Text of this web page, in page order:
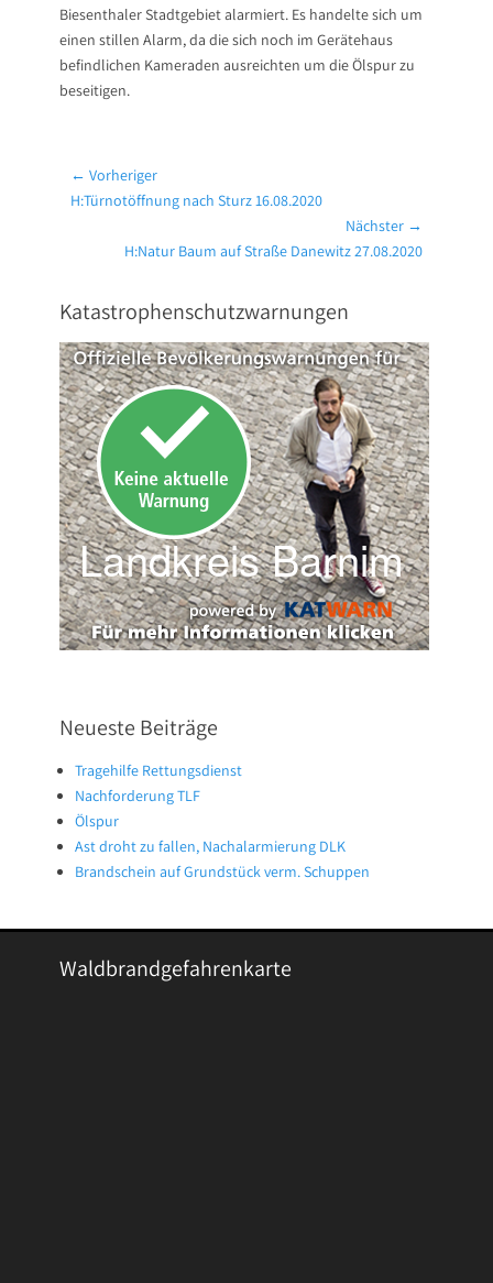
Biesenthaler Stadtgebiet alarmiert. Es handelte sich um
einen stillen Alarm, da die sich noch im Gerätehaus
befindlichen Kameraden ausreichten um die Ölspur zu
beseitigen.
Beitragsnavigation
← Vorheriger
Vorheriger
H:Türnotöffnung nach Sturz 16.08.2020
Nächster →
NächsterH:Natur Baum auf Straße Danewitz 27.08.2020
Katastrophenschutzwarnungen
Neueste Beiträge
Tragehilfe Rettungsdienst
Nachforderung TLF
Ölspur
Ast droht zu fallen, Nachalarmierung DLK
Brandschein auf Grundstück verm. Schuppen
Waldbrandgefahrenkarte